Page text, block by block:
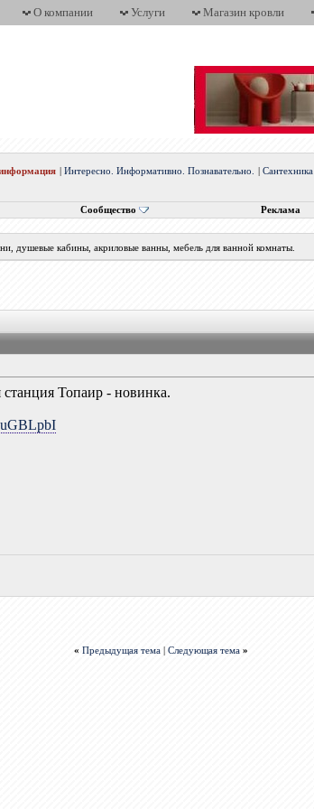
О компании Услуги Магазин кровли
|Интересно. Информативно. Познавательно. |Сантехника
Сообщество Реклама
душевые кабины, акриловые ванны, мебель для ванной комнаты.
Топаир - новинка.
« Предыдущая тема |Следующая тема »